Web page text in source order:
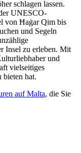
schlagen lassen.
UNESCO-
von Ħaġar Qim bis
und Segeln
Insel zu erleben. Mit
und
vielseitiges
bieten hat.
auf Malta, die Sie